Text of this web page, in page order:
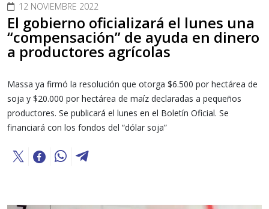
12 NOVIEMBRE 2022
El gobierno oficializará el lunes una
“compensación” de ayuda en dinero
a productores agrícolas
Massa ya firmó la resolución que otorga $6.500 por hectárea de
soja y $20.000 por hectárea de maíz declaradas a pequeños
productores. Se publicará el lunes en el Boletín Oficial. Se
financiará con los fondos del “dólar soja”